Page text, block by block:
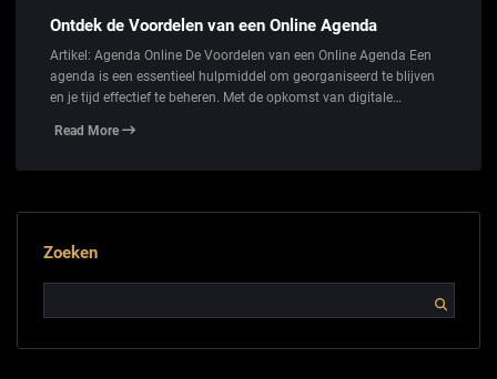
Ontdek de Voordelen van een Online Agenda
Artikel: Agenda Online De Voordelen van een Online Agenda Een
agenda is een essentieel hulpmiddel om georganiseerd te blijven
en je tijd effectief te beheren. Met de opkomst van digitale…
Read More
Zoeken